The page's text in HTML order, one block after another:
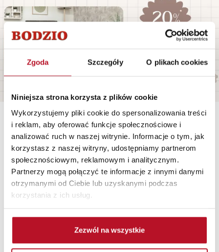
Zgoda Szczegóły O plikach cookies
Niniejsza strona korzysta z plików cookie
Wykorzystujemy pliki cookie do spersonalizowania treści
i reklam, aby oferować funkcje społecznościowe i
analizować ruch w naszej witrynie. Informacje o tym, jak
korzystasz z naszej witryny, udostępniamy partnerom
społecznościowym, reklamowym i analitycznym.
Partnerzy mogą połączyć te informacje z innymi danymi
otrzymanymi od Ciebie lub uzyskanymi podczas
korzystania z ich usług.
Zezwól na wszystkie
Polecane Nowości Sale